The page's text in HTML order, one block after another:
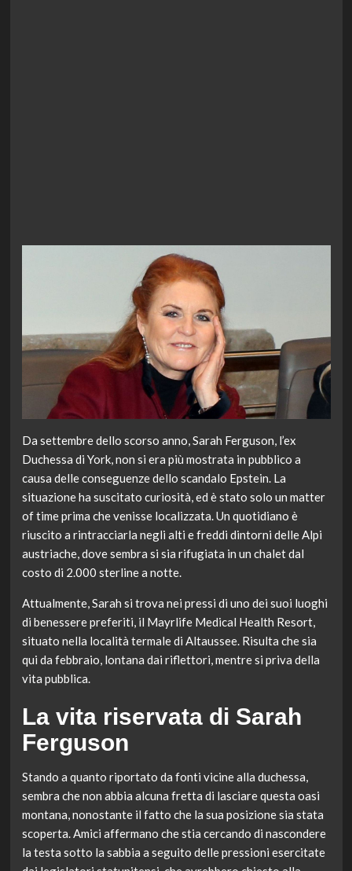
Da settembre dello scorso anno, Sarah Ferguson, l’ex
Duchessa di York, non si era più mostrata in pubblico a
causa delle conseguenze dello scandalo Epstein. La
situazione ha suscitato curiosità, ed è stato solo un matter
of time prima che venisse localizzata. Un quotidiano è
riuscito a rintracciarla negli alti e freddi dintorni delle Alpi
austriache, dove sembra si sia rifugiata in un chalet dal
costo di 2.000 sterline a notte.
Attualmente, Sarah si trova nei pressi di uno dei suoi luoghi
di benessere preferiti, il Mayrlife Medical Health Resort,
situato nella località termale di Altaussee. Risulta che sia
qui da febbraio, lontana dai riflettori, mentre si priva della
vita pubblica.
La vita riservata di Sarah
Ferguson
Stando a quanto riportato da fonti vicine alla duchessa,
sembra che non abbia alcuna fretta di lasciare questa oasi
montana, nonostante il fatto che la sua posizione sia stata
scoperta. Amici affermano che stia cercando di nascondere
la testa sotto la sabbia a seguito delle pressioni esercitate